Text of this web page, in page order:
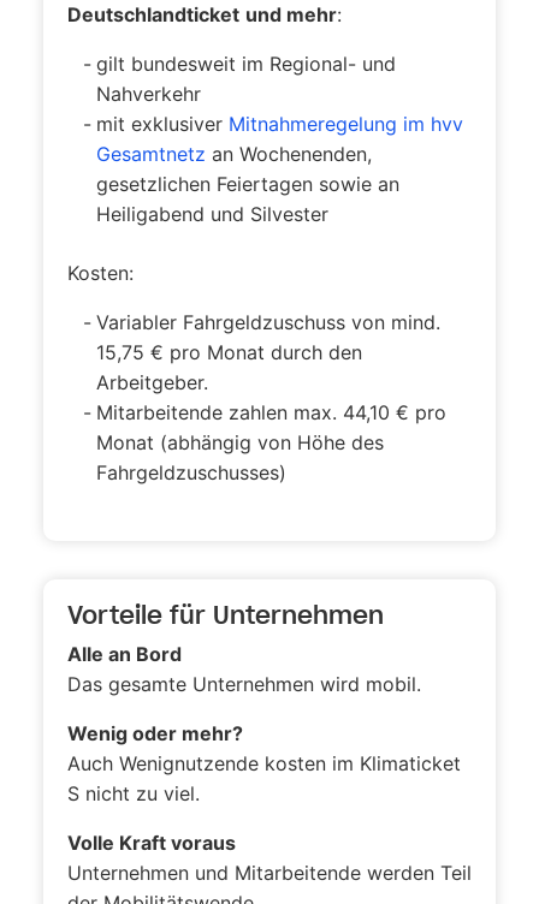
Deutsch­land­ticket und mehr:
gilt bundesweit im Regional- und
Nahverkehr
mit exklusiver Mitnahmeregelung im hvv
Gesamtnetz an Wochenenden,
gesetzlichen Feiertagen sowie an
Heiligabend und Silvester
Kosten:
Variabler Fahrgeldzuschuss von mind.
15,75 € pro Monat durch den
Arbeitgeber.
Mitarbeitende zahlen max. 44,10 € pro
Monat (abhängig von Höhe des
Fahrgeldzuschusses)
Vorteile für Unternehmen
Alle an Bord
Das gesamte Unternehmen wird mobil.
Wenig oder mehr?
Auch Wenignutzende kosten im Klimaticket
S nicht zu viel.
Volle Kraft voraus
Unternehmen und Mitarbeitende werden Teil